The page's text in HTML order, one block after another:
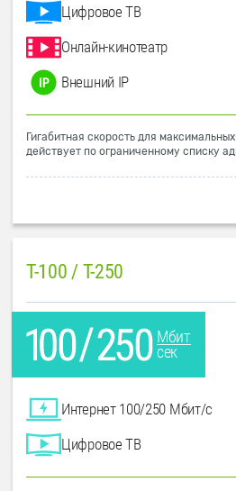
Цифровое ТВ
Онлайн-кинотеатр
Внешний IP
Гигабитная скорость для
действует по ограниченному списку
T-100 / T-250
Мбит
сек
Интернет 100/250 Мбит/с
Цифровое ТВ